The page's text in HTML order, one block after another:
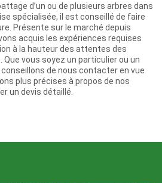
d’un ou de plusieurs arbres dans
spécialisée, il est conseillé de faire
Présente sur le marché depuis
acquis les expériences requises
à la hauteur des attentes des
vous soyez un particulier ou un
de nous contacter en vue
plus précises à propos de nos
un devis détaillé.